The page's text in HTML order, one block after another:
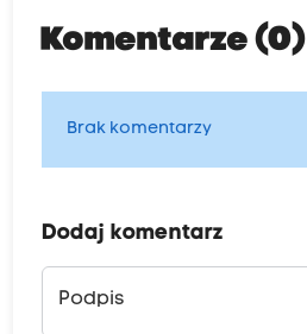
Komentarze (0)
Brak komentarzy
Dodaj komentarz
Podpis